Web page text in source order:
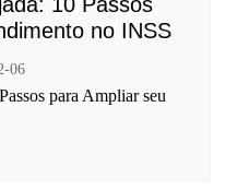
no INSS
06
para Ampliar seu